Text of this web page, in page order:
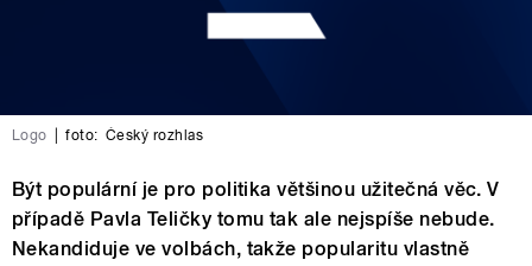
Logo foto: Český rozhlas
Být populární je pro politika většinou užitečná věc. V
případě Pavla Teličky tomu tak ale nejspíše nebude.
Nekandiduje ve volbách, takže popularitu vlastně